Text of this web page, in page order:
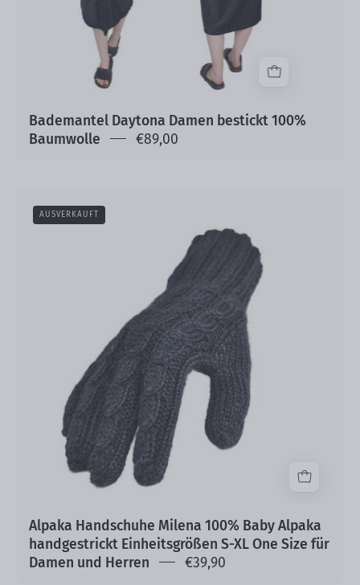
Bademantel Daytona Damen bestickt 100%
Baumwolle
€89,00
Handschuhe
Milena
Baby
Alpaka
handgestrickt
Einheitsgrößen
S-
XL
One
AUSVERKAUFT
Alpaka Handschuhe Milena 100% Baby Alpaka
handgestrickt Einheitsgrößen S-XL One Size für
Damen und Herren
€39,90